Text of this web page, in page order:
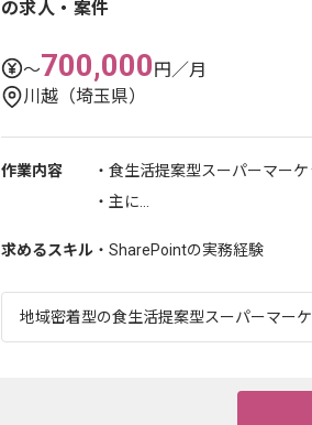
の求人・案件
〜700,000円／月
川越（埼玉県）
作業内容
・食生活提案型スーパーマー
・主に...
求めるスキル ・SharePointの実務経験
地域密着型の食生活提案型スーパーマー